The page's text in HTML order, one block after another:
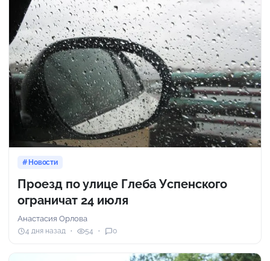
Новости
Проезд по улице Глеба Успенского
ограничат 24 июля
Анастасия Орлова
4 дня назад 54 0